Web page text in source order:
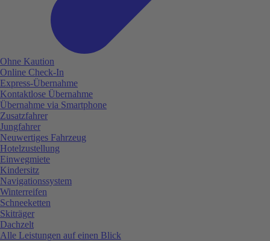
Ohne Kaution
Online Check-In
Express-Übernahme
Kontaktlose Übernahme
Übernahme via Smartphone
Zusatzfahrer
Jungfahrer
Neuwertiges Fahrzeug
Hotelzustellung
Einwegmiete
Kindersitz
Navigationssystem
Winterreifen
Schneeketten
Skiträger
Dachzelt
Alle Leistungen auf einen Blick